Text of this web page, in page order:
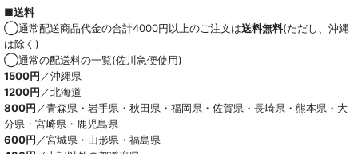
■送料
◯通常配送商品代金の合計4000円以上のご注文は送料無料(ただし、沖縄
は除く)
◯通常の配送料の一覧(佐川急便使用)
1500円／沖縄県
1200円／北海道
800円／青森県・岩手県・秋田県・福岡県・佐賀県・長崎県・熊本県・大
分県・宮崎県・鹿児島県
600円／宮城県・山形県・福島県